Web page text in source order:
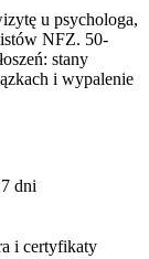
związanego ze
w rodzinie, •
u psychologa,
NFZ. 50-
stany
i wypalenie
dni
i certyfikaty